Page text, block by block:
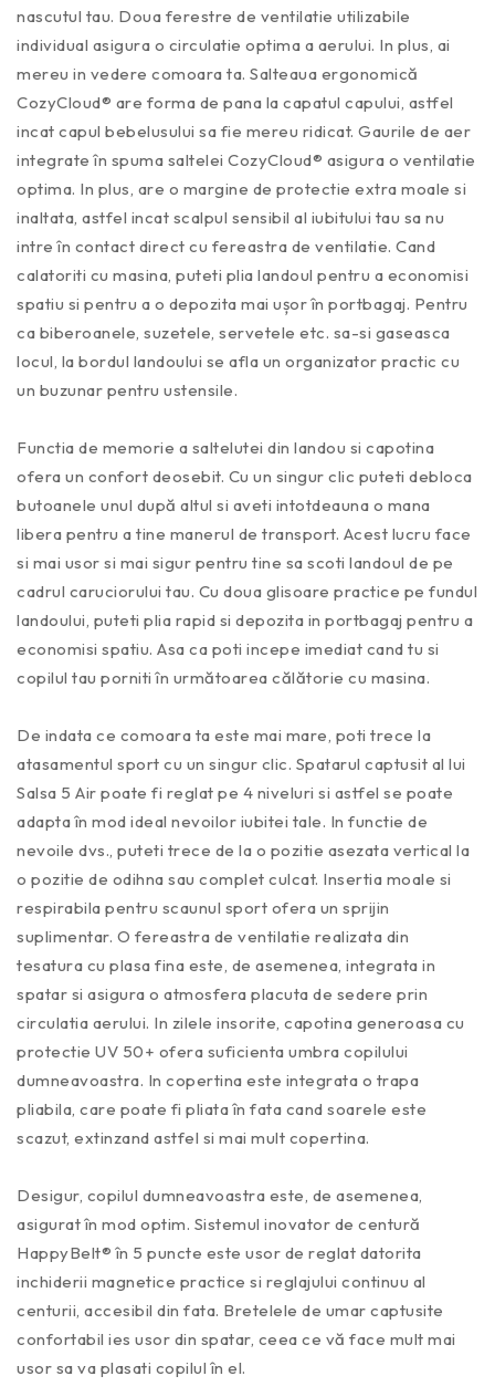
nascutul tau. Doua ferestre de ventilatie utilizabile
individual asigura o circulatie optima a aerului. In plus, ai
mereu in vedere comoara ta. Salteaua ergonomică
CozyCloud® are forma de pana la capatul capului, astfel
incat capul bebelusului sa fie mereu ridicat. Gaurile de aer
integrate în spuma saltelei CozyCloud® asigura o ventilatie
optima. In plus, are o margine de protectie extra moale si
inaltata, astfel incat scalpul sensibil al iubitului tau sa nu
intre în contact direct cu fereastra de ventilatie. Cand
calatoriti cu masina, puteti plia landoul pentru a economisi
spatiu si pentru a o depozita mai ușor în portbagaj. Pentru
ca biberoanele, suzetele, servetele etc. sa-si gaseasca
locul, la bordul landoului se afla un organizator practic cu
un buzunar pentru ustensile.
Functia de memorie a saltelutei din landou si capotina
ofera un confort deosebit. Cu un singur clic puteti debloca
butoanele unul după altul si aveti intotdeauna o mana
libera pentru a tine manerul de transport. Acest lucru face
si mai usor si mai sigur pentru tine sa scoti landoul de pe
cadrul caruciorului tau. Cu doua glisoare practice pe fundul
landoului, puteti plia rapid si depozita in portbagaj pentru a
economisi spatiu. Asa ca poti incepe imediat cand tu si
copilul tau porniti în următoarea călătorie cu masina.
De indata ce comoara ta este mai mare, poti trece la
atasamentul sport cu un singur clic. Spatarul captusit al lui
Salsa 5 Air poate fi reglat pe 4 niveluri si astfel se poate
adapta în mod ideal nevoilor iubitei tale. In functie de
nevoile dvs., puteti trece de la o pozitie asezata vertical la
o pozitie de odihna sau complet culcat. Insertia moale si
respirabila pentru scaunul sport ofera un sprijin
suplimentar. O fereastra de ventilatie realizata din
tesatura cu plasa fina este, de asemenea, integrata in
spatar si asigura o atmosfera placuta de sedere prin
circulatia aerului. In zilele insorite, capotina generoasa cu
protectie UV 50+ ofera suficienta umbra copilului
dumneavoastra. In copertina este integrata o trapa
pliabila, care poate fi pliata în fata cand soarele este
scazut, extinzand astfel si mai mult copertina.
Desigur, copilul dumneavoastra este, de asemenea,
asigurat în mod optim. Sistemul inovator de centură
HappyBelt® în 5 puncte este usor de reglat datorita
inchiderii magnetice practice si reglajului continuu al
centurii, accesibil din fata. Bretelele de umar captusite
confortabil ies usor din spatar, ceea ce vă face mult mai
usor sa va plasati copilul în el.